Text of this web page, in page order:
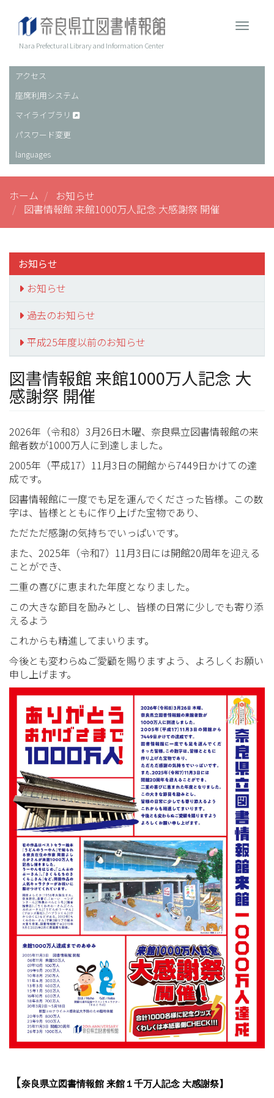
Nara Prefectural Library and Information Center
ヘ
ッ
ダ
ー
アクセス
座席利用システム
マイライブラリ
パスワード変更
languages
ホーム
お知らせ
図書情報館 来館1000万人記念 大感謝祭 開催
お知らせ
お知らせ
過去のお知らせ
平成25年度以前のお知らせ
図書情報館 来館1000万人記念 大
感謝祭 開催
2026年（令和8）3月26日木曜、奈良県立図書情報館の来
館者数が1000万人に到達しました。
2005年（平成17）11月3日の開館から7449日かけての達
成です。
図書情報館に一度でも足を運んでくださった皆様。この数
字は、皆様とともに作り上げた宝物であり、
ただただ感謝の気持ちでいっぱいです。
また、2025年（令和7）11月3日には開館20周年を迎える
ことができ、
二重の喜びに恵まれた年度となりました。
この大きな節目を励みとし、皆様の日常に少しでも寄り添
えるよう
これからも精進してまいります。
今後とも変わらぬご愛顧を賜りますよう、よろしくお願い
申し上げます。
【奈良県立図書情報館 来館１千万人記念 大感謝祭】